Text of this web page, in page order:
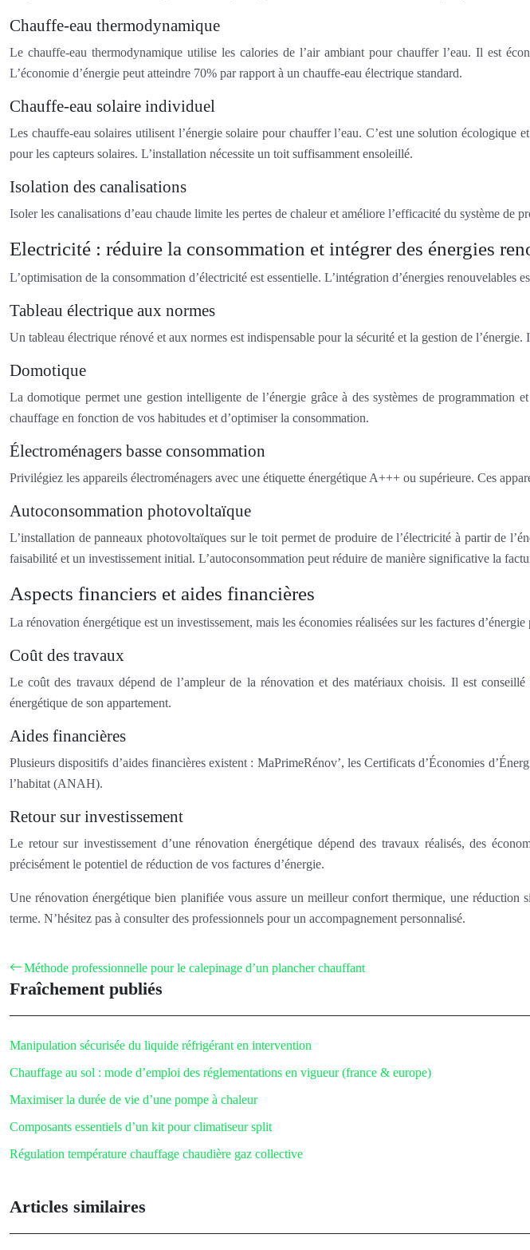
Chauffe-eau thermodynamique
Le chauffe-eau thermodynamique utilise les calories de l’air ambiant pour chauffer l’eau. Il est
L’économie d’énergie peut atteindre 70% par rapport à un chauffe-eau électrique standard.
Chauffe-eau solaire individuel
Les chauffe-eau solaires utilisent l’énergie solaire pour chauffer l’eau. C’est une solution
pour les capteurs solaires. L’installation nécessite un toit suffisamment ensoleillé.
Isolation des canalisations
Isoler les canalisations d’eau chaude limite les pertes de chaleur et améliore l’efficacité du système
Electricité : réduire la consommation et intégrer des énergies
L’optimisation de la consommation d’électricité est essentielle. L’intégration d’énergies renouvelables
Tableau électrique aux normes
Un tableau électrique rénové et aux normes est indispensable pour la sécurité et la gestion de
Domotique
La domotique permet une gestion intelligente de l’énergie grâce à des systèmes de
chauffage en fonction de vos habitudes et d’optimiser la consommation.
Électroménagers basse consommation
Privilégiez les appareils électroménagers avec une étiquette énergétique A+++ ou supérieure. Ces
Autoconsommation photovoltaïque
L’installation de panneaux photovoltaïques sur le toit permet de produire de l’électricité à partir de
faisabilité et un investissement initial. L’autoconsommation peut réduire de manière significative la
Aspects financiers et aides financières
La rénovation énergétique est un investissement, mais les économies réalisées sur les factures
Coût des travaux
Le coût des travaux dépend de l’ampleur de la rénovation et des matériaux choisis. Il est
énergétique de son appartement.
Aides financières
Plusieurs dispositifs d’aides financières existent : MaPrimeRénov’, les Certificats d’Économies
l’habitat (ANAH).
Retour sur investissement
Le retour sur investissement d’une rénovation énergétique dépend des travaux réalisés, des
précisément le potentiel de réduction de vos factures d’énergie.
Une rénovation énergétique bien planifiée vous assure un meilleur confort thermique, une réduction
terme. N’hésitez pas à consulter des professionnels pour un accompagnement personnalisé.
Méthode professionnelle pour le calepinage d’un plancher chauffant
Fraîchement publiés
Manipulation sécurisée du liquide réfrigérant en intervention
Chauffage au sol : mode d’emploi des réglementations en vigueur (france & europe)
Maximiser la durée de vie d’une pompe à chaleur
Composants essentiels d’un kit pour climatiseur split
Régulation température chauffage chaudière gaz collective
Articles similaires